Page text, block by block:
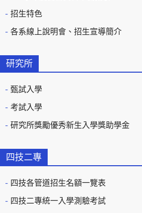
招生特色
各系線上說明會、招生宣導簡介
研究所
甄試入學
考試入學
研究所獎勵優秀新生入學獎助學金
四技二專
四技各管道招生名額一覽表
四技二專統一入學測驗考試